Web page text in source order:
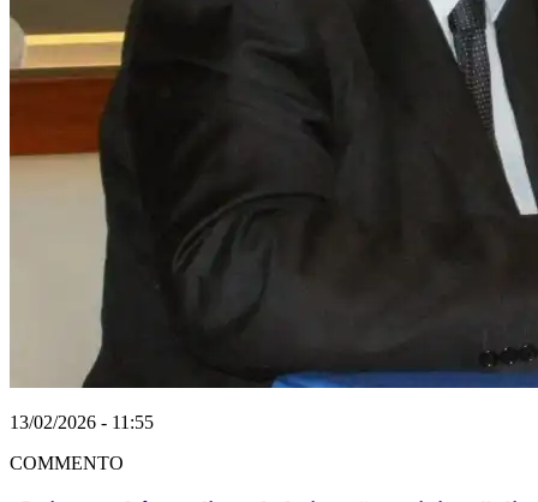
13/02/2026 - 11:55
COMMENTO